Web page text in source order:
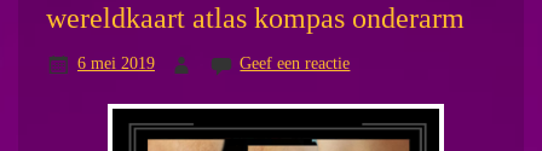
wereldkaart atlas kompas onderarm
6 mei 2019 Geef een reactie